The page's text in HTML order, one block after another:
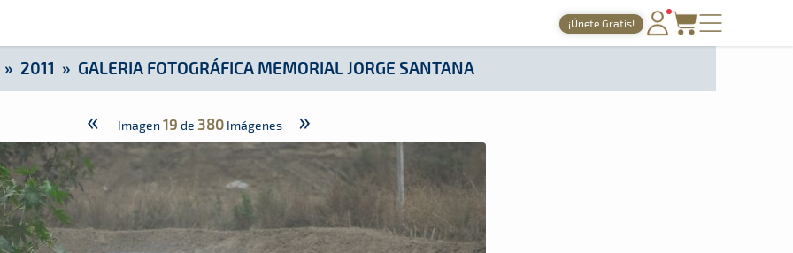
¡Únete Gratis!
TIEMPOS ONLINE
Santana
» 2011 » GALERIA FOTOGRÁFICA MEMORIAL JORGE SANTANA
« Imagen 19 de 380Imágenes »